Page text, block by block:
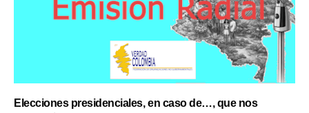
Elecciones presidenciales, en caso de…, que nos